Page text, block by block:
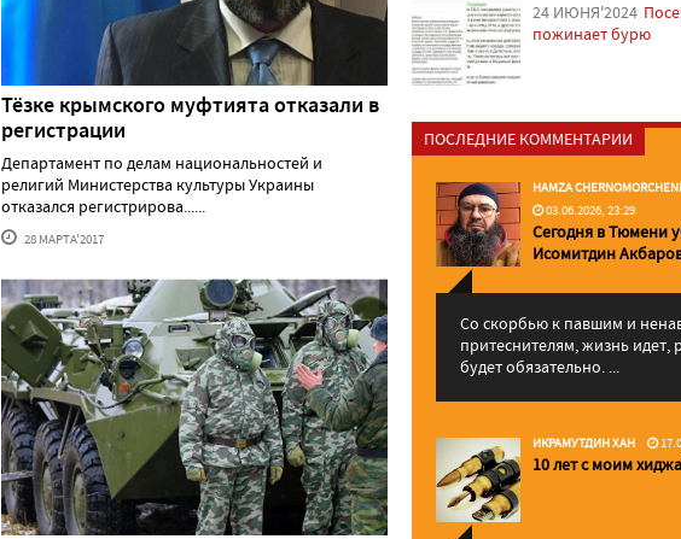
Тёзке крымского муфтията отказали в
регистрации
Департамент по делам национальностей и
религий Министерства культуры Украины
отказался регистрирова......
28 МАРТА'2017
24 ИЮНЯ'2024
пожинает бурю
ПОСЛЕДНИЕ КОММЕНТАРИИ
HAMZA
03.06.2026, 23:29
Сегодня в Тюмени
Исомитдин
Со скорбью к павшим и
притеснителям, жизнь идет,
будет обязательно. ...
ИКРАМУТДИН ХАН
10 лет с моим